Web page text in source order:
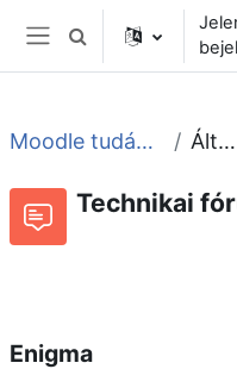
Tovább a fő tartalomhoz
Oldalpanel
Keresési bemeneti
Moodle tudástár és fórum Általános
Technikai
Enigma